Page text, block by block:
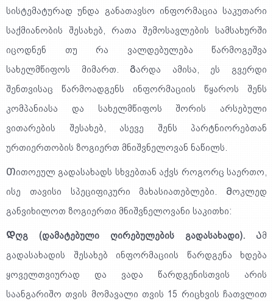
სისტემატურად უნდა განათავსო ინფორმაცია საკუთარი
საქმიანობის შესახებ, რათა შემოსავლების სამსახურში
იცოდნენ თუ რა ვალდებულება წარმოგეშვა
სახელმწიფოს მიმართ. Გარდა ამისა, ეს გვერდი
შენთვისაც წარმოადგენს ინფორმაციის წყაროს შენს
კომპანიასა და სახელმწიფოს შორის არსებული
ვითარების შესახებ, ასევე შენს პარტნიორებთან
ურთიერთობის ზოგიერთ მნიშვნელოვან ნაწილს.
Თითოეულ გადასახადს სხვებთან აქვს როგორც საერთო,
ისე თავისი სპეციფიკური მახასიათებლები. Მოკლედ
განვიხილოთ ზოგიერთი მნიშვნელოვანი საკითხი:
Დღგ (დამატებული ღირებულების გადასახადი). Ამ
გადასახადის შესახებ ინფორმაციის წარდგენა ხდება
ყოველთვიურად და ვადა წარდგენისთვის არის
საანგარიშო თვის მომავალი თვის 15 რიცხვის ჩათვლით